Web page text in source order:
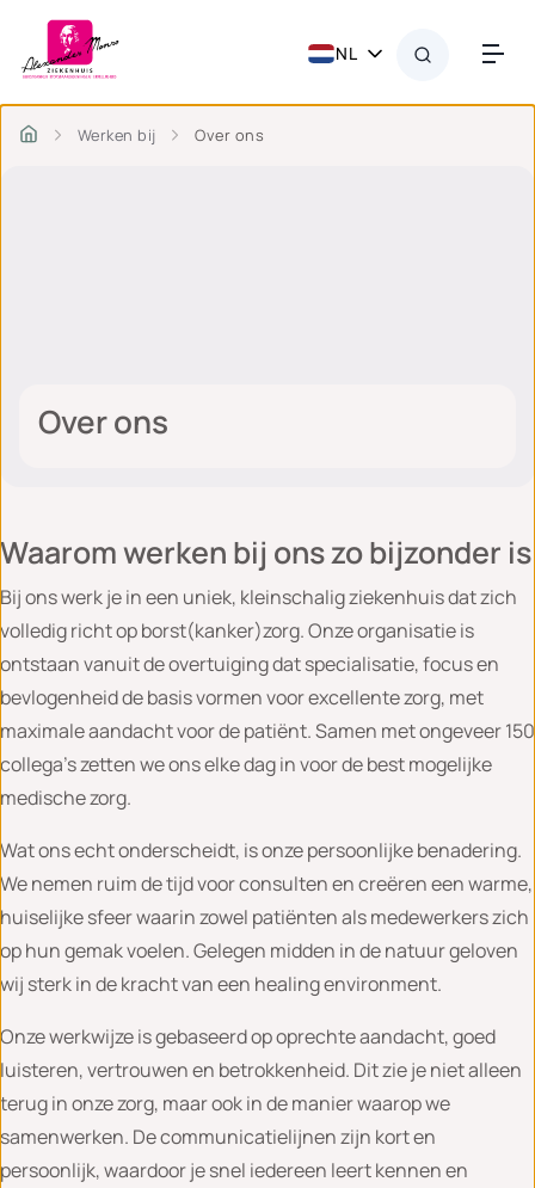
NL
Werken bij Over ons
Over ons
Waarom werken bij ons zo bijzonder is
Bij ons werk je in een uniek, kleinschalig ziekenhuis dat zich
volledig richt op borst(kanker)zorg. Onze organisatie is
ontstaan vanuit de overtuiging dat specialisatie, focus en
bevlogenheid de basis vormen voor excellente zorg, met
maximale aandacht voor de patiënt. Samen met ongeveer 150
collega’s zetten we ons elke dag in voor de best mogelijke
medische zorg.
Wat ons echt onderscheidt, is onze persoonlijke benadering.
We nemen ruim de tijd voor consulten en creëren een warme,
huiselijke sfeer waarin zowel patiënten als medewerkers zich
op hun gemak voelen. Gelegen midden in de natuur geloven
wij sterk in de kracht van een healing environment.
Onze werkwijze is gebaseerd op oprechte aandacht, goed
luisteren, vertrouwen en betrokkenheid. Dit zie je niet alleen
terug in onze zorg, maar ook in de manier waarop we
samenwerken. De communicatielijnen zijn kort en
persoonlijk, waardoor je snel iedereen leert kennen en